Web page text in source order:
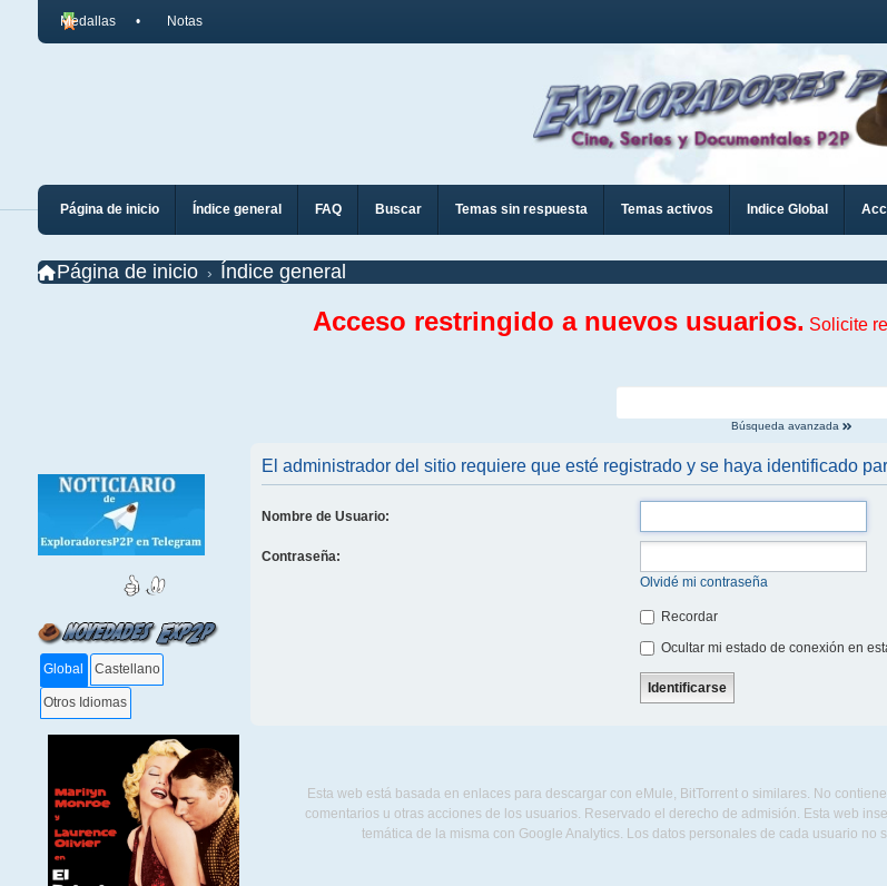
Medallas Notas
Página de inicio Índice general FAQ Buscar Temas sin respuesta Temas activos Indice Global
Página de inicio Índice general
Acceso restringido a nuevos usuarios. Solicite
Búsqueda avanzada
Global Castellano
Otros Idiomas
El administrador del sitio requiere que esté registrado y se haya identificado
Nombre de Usuario:
Contraseña:
Olvidé mi contraseña
Recordar
Ocultar mi estado de conexión en
Esta web está basada en enlaces para descargar con eMule, BitTorrent o similares. No
comentarios u otras acciones de los usuarios. Reservado el derecho de admisión. Esta web
temática de la misma con Google Analytics. Los datos personales de cada usuario